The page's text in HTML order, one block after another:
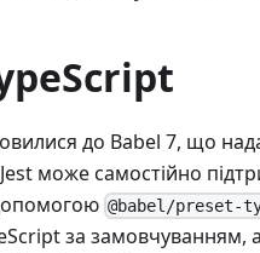
до Babel 7, що
може самостійно
@babel/preset-
за замовчуванням,